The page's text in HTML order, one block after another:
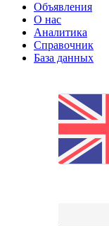
Объявления
О нас
Аналитика
Справочник
База данных